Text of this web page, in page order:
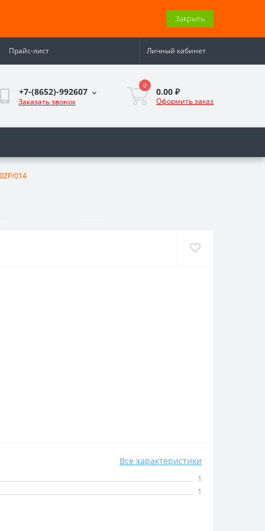
Закрыть
Прайс-лист Личный кабинет
+7-(8652)-992607
Заказать звонок
0
0.00 ₽
Оформить заказ
014
Все характеристики
1
1